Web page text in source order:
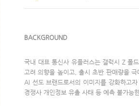
BACKGROUND
국내 대표 통신사 유플러스는 갤럭시 Z 폴
고려 의향을 높이고, 출시 초반 판매량을
AI 선도 브랜드로서의 이미지를 강화하고
경쟁사 개인정보 유출 사태 등 예측 불가능